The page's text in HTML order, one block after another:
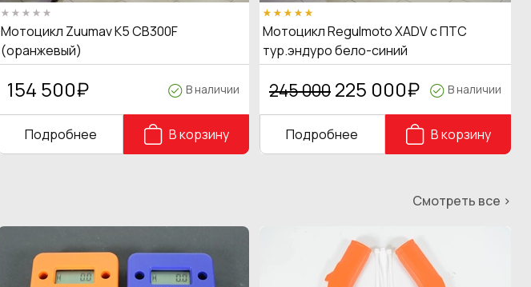
Мотоцикл Zuumav K5 CB300F
(оранжевый)
154 500₽ В наличии
Подробнее В корзину
Мотоцикл Regulmoto XADV с ПТС
тур.эндуро бело-синий
245 000 225 000₽ В наличии
Подробнее В корзину
Смотреть все >